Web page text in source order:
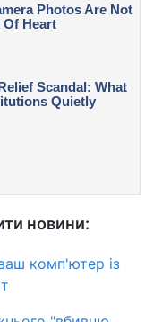
новини:
комп'ютер із